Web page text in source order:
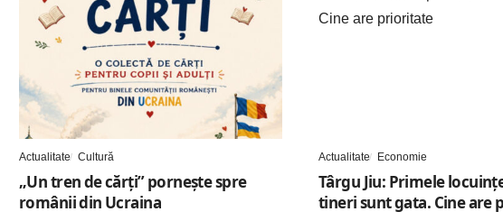
Actualitate Cultură
„Un tren de cărți” pornește spre
românii din Ucraina
Actualitate Economie
Târgu Jiu: Primele
tineri sunt gata. Cine are